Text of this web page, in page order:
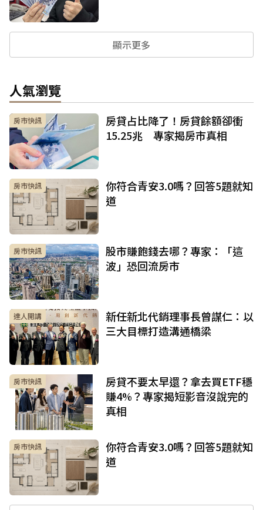
顯示更多
人氣瀏覽
房市快訊
房貸占比降了！房貸餘額卻衝
15.25兆 專家揭房市真相
房市快訊
你符合青安3.0嗎？回答5題就知
道
房市快訊
股市賺飽錢去哪？專家：「這
波」恐回流房市
達人開講
新任新北代銷理事長曾謀仁：以
三大目標打造溝通橋梁
房市快訊
房貸不要太早還？拿去買ETF穩
賺4%？專家揭短影音沒說完的
真相
房市快訊
你符合青安3.0嗎？回答5題就知
道